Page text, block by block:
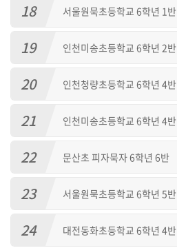
18 서울원묵초등학교 6학년 1반
19 인천미송초등학교 6학년 2반
20 인천청량초등학교 6학년 4반
21 인천미송초등학교 6학년 4반
22 문산초 피자묵자 6학년 6반
23 서울원묵초등학교 6학년 5반
24 대전동화초등학교 6학년 4반